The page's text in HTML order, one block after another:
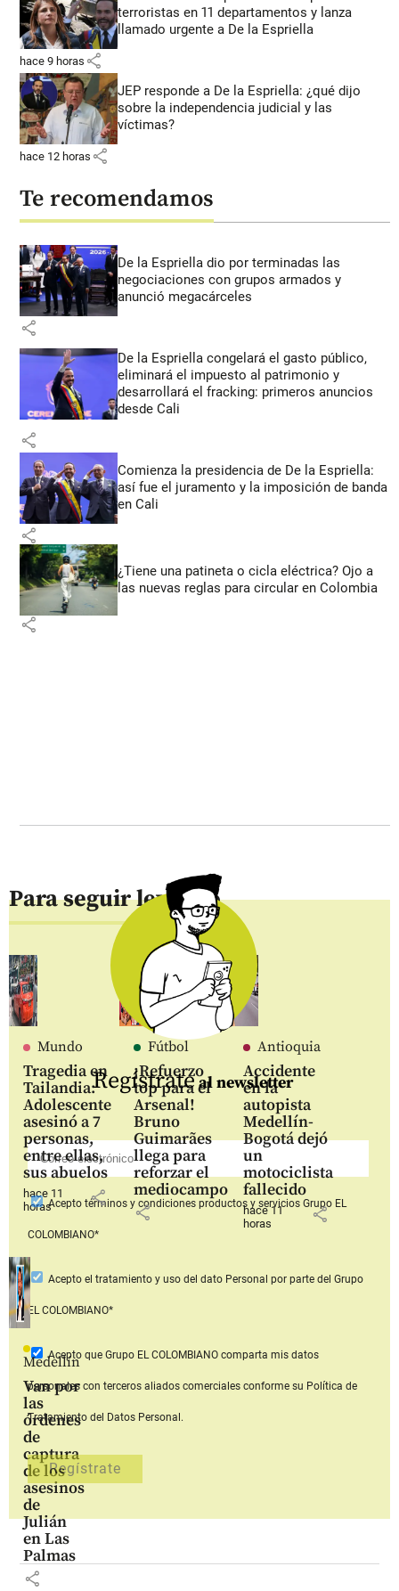
terroristas en 11 departamentos y lanza
llamado urgente a De la Espriella
hace 9 horas share
JEP responde a De la Espriella: ¿qué dijo
sobre la independencia judicial y las
víctimas?
hace 12 horas share
Te recomendamos
De la Espriella dio por terminadas las
negociaciones con grupos armados y
anunció megacárceles
share
De la Espriella congelará el gasto público,
eliminará el impuesto al patrimonio y
desarrollará el fracking: primeros anuncios
desde Cali
share
Comienza la presidencia de De la Espriella:
así fue el juramento y la imposición de banda
en Cali
share
¿Tiene una patineta o cicla eléctrica? Ojo a
las nuevas reglas para circular en Colombia
share
Para seguir leyendo
Mundo
Tragedia en
Tailandia:
Adolescente
asesinó a 7
personas,
entre ellas,
sus abuelos
hace 11
horas
share
Fútbol
¡Refuerzo
top para el
Arsenal!
Bruno
Guimarães
llega para
reforzar el
mediocampo
share
Antioquia
Accidente
en la
autopista
Medellín-
Bogotá dejó
un
motociclista
fallecido
hace 11
horas
share
Medellín
Van por
las
órdenes
de
captura
de los
asesinos
de
Julián
en Las
Palmas
share
Regístrateal newsletter
Aceptotérminos y condiciones productos y serviciosGrupo EL
COLOMBIANO*
Acepto el tratamiento y uso del dato Personal por parte del Grupo
EL COLOMBIANO*
Acepto que Grupo EL COLOMBIANOcomparta mis datos
personales con terceros aliados comerciales conforme su Política de
Tratamiento del Datos Personal.